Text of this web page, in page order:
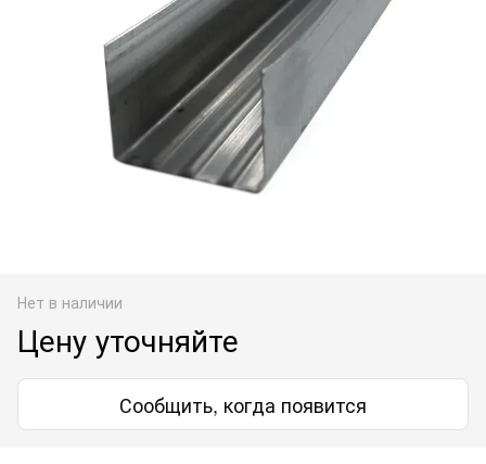
Нет в наличии
Цену уточняйте
Сообщить, когда появится